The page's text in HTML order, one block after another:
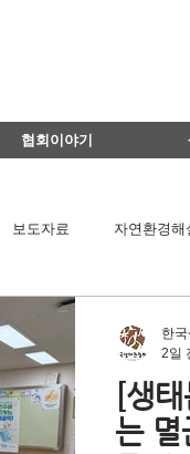
협회이야기
보도자료 자연환경해
생태관광 이벤트
[생
는 멸
한
2일